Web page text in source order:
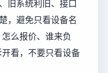
旧系统利旧、接口
，避免只看设备名
么报价、谁来负
看，不要只看设备